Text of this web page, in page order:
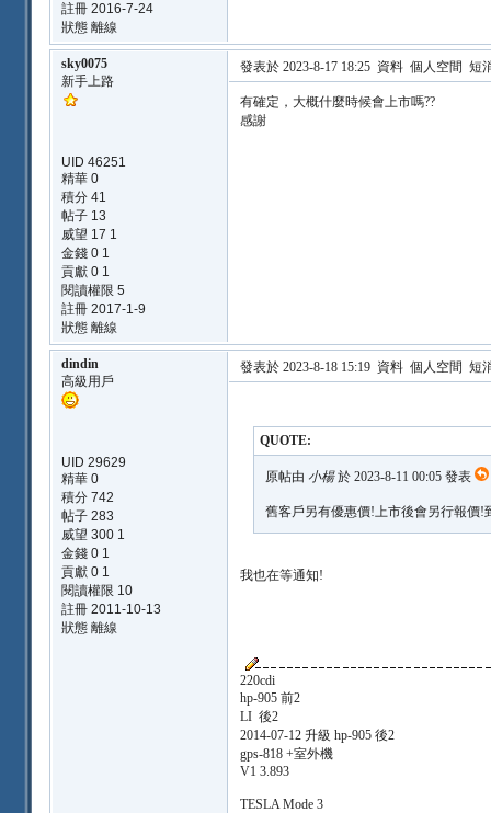
註冊 2016-7-24
狀態 離線
sky0075
新手上路
UID 46251
精華 0
積分 41
帖子 13
威望 17 1
金錢 0 1
貢獻 0 1
閱讀權限 5
註冊 2017-1-9
狀態 離線
發表於 2023-8-17 18:25 資料 個人空間 短
有確定，大概什麼時候會上市嗎??
感謝
dindin
高級用戶
UID 29629
精華 0
積分 742
帖子 283
威望 300 1
金錢 0 1
貢獻 0 1
閱讀權限 10
註冊 2011-10-13
狀態 離線
發表於 2023-8-18 15:19 資料 個人空間 短
QUOTE:
原帖由 小楊於 2023-8-11 00:05 發表
舊客戶另有優惠價!上市後會另行報價!
我也在等通知!
220cdi
hp-905 前2
LI 後2
2014-07-12 升級 hp-905 後2
gps-818 +室外機
V1 3.893
TESLA Mode 3